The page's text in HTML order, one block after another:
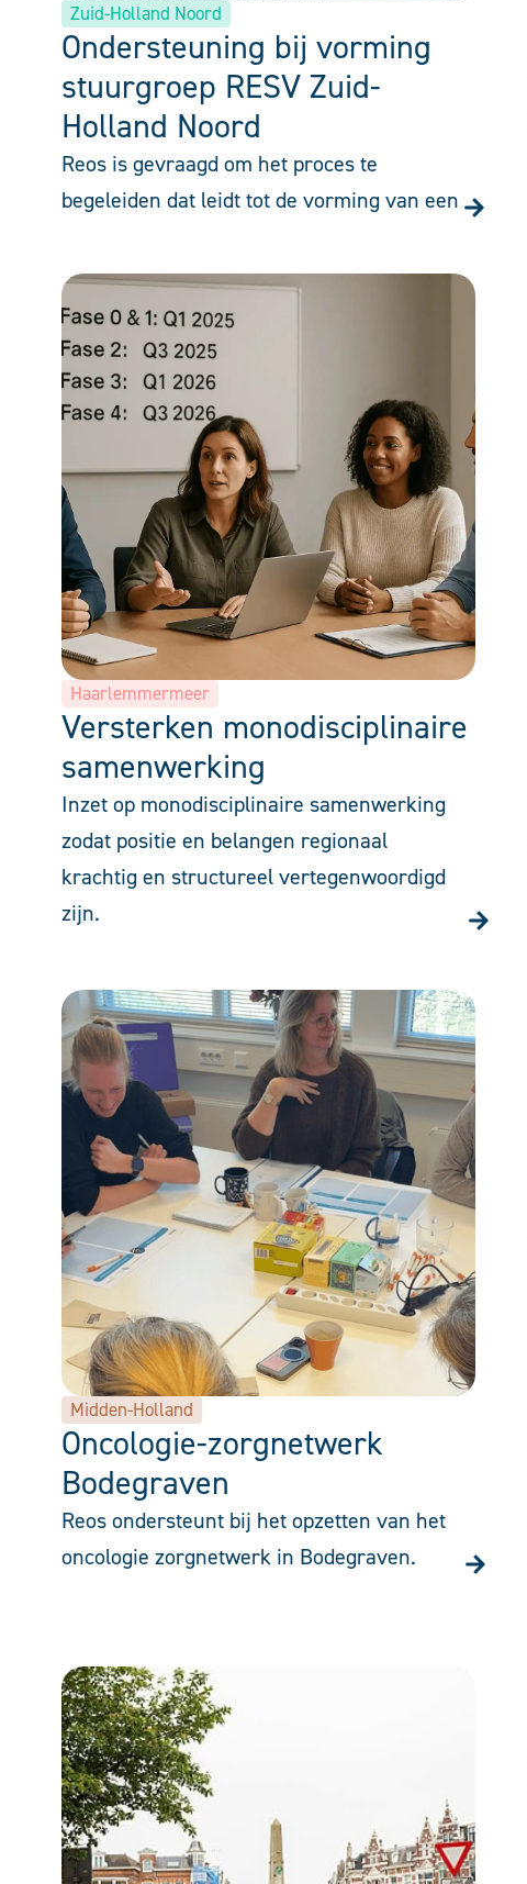
Zuid-Holland Noord
Ondersteuning bij vorming
stuurgroep RESV Zuid-
Holland Noord
Reos is gevraagd om het proces te
begeleiden dat leidt tot de vorming van een
Haarlemmermeer
Versterken monodisciplinaire
samenwerking
Inzet op monodisciplinaire samenwerking
zodat positie en belangen regionaal
krachtig en structureel vertegenwoordigd
zijn.
Midden-Holland
Oncologie-zorgnetwerk
Bodegraven
Reos ondersteunt bij het opzetten van het
oncologie zorgnetwerk in Bodegraven.